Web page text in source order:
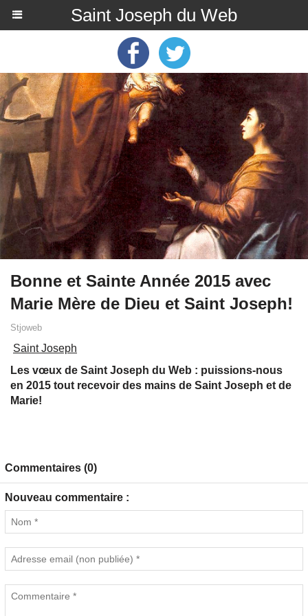
Saint Joseph du Web
Bonne et Sainte Année 2015 avec
Marie Mère de Dieu et Saint Joseph!
Stjoweb
Saint Joseph
Les vœux de Saint Joseph du Web : puissions-nous
en 2015 tout recevoir des mains de Saint Joseph et de
Marie!
Commentaires (0)
Nouveau commentaire :